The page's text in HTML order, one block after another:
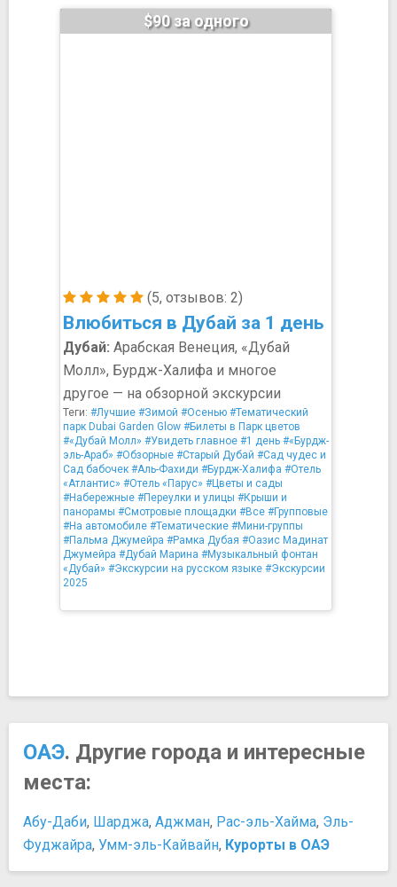
(5, отзывов: 2)
Влюбиться в Дубай за 1 день
$90 за одного
Дубай: Арабская Венеция, «Дубай
Молл», Бурдж-Халифа и многое
другое — на обзорной экскурсии
Теги: #Лучшие #Зимой #Осенью #Тематический
парк Dubai Garden Glow #Билеты в Парк цветов
#«Дубай Молл» #Увидеть главное #1 день #«Бурдж-
эль-Араб» #Обзорные #Старый Дубай #Сад чудес и
Сад бабочек #Аль-Фахиди #Бурдж-Халифа #Отель
«Атлантис» #Отель «Парус» #Цветы и сады
#Набережные #Переулки и улицы #Крыши и
панорамы #Смотровые площадки #Все #Групповые
#На автомобиле #Тематические #Мини-группы
#Пальма Джумейра #Рамка Дубая #Оазис Мадинат
Джумейра #Дубай Марина #Музыкальный фонтан
«Дубай» #Экскурсии на русском языке #Экскурсии
2025
ОАЭ. Другие города и интересные
места:
Абу-Даби, Шарджа, Аджман, Рас-эль-Хайма, Эль-
Фуджайра, Умм-эль-Кайвайн, Курорты в ОАЭ